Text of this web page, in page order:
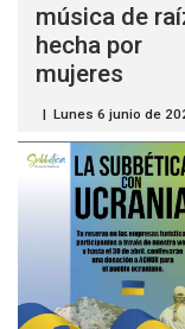
música de
hecha por
mujeres
| Lunes 6 junio de